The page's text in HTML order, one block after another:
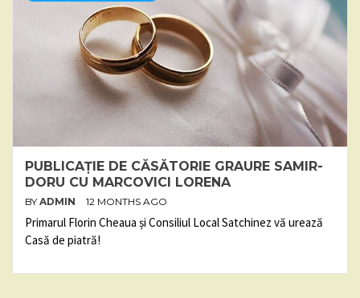
PUBLICAȚIE DE CĂSĂTORIE GRAURE SAMIR-
DORU CU MARCOVICI LORENA
BY ADMIN 12 MONTHS AGO
Primarul Florin Cheaua și Consiliul Local Satchinez vă urează
Casă de piatră!